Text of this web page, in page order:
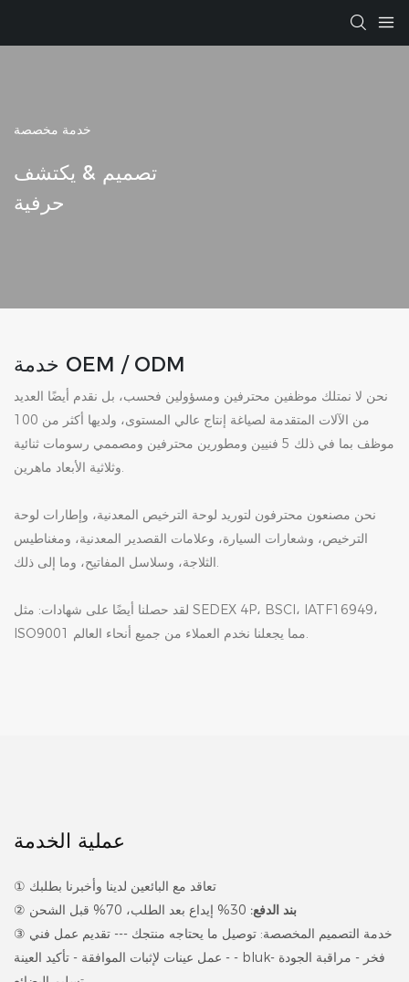
خدمة مخصصة
يكتشف
حرفية
خدمة OEM / ODM
نحن لا نمتلك موظفين محترفين ومسؤولين فحسب، بل نقدم أيضًا العديد
من الآلات المتقدمة لصياغة إنتاج عالي المستوى، ولديها أكثر من 100
موظف بما في ذلك 5 فنيين ومطورين محترفين ومصممي رسومات ثنائية
نحن مصنعون محترفون لتوريد لوحة الترخيص المعدنية، وإطارات لوحة
الترخيص، وشعارات السيارة، وعلامات القصدير المعدنية، ومغناطيس
لقد حصلنا أيضًا على شهادات: مثل SEDEX 4P، BSCI، IATF16949،
عملية الخدمة
②
بند الدفع:
③ خدمة التصميم المخصصة: توصيل ما يحتاجه منتجك --- تقديم عمل فني
- عمل عينات لإثبات الموافقة - تأكيد العينة - blukفخر - مراقبة الجودة -